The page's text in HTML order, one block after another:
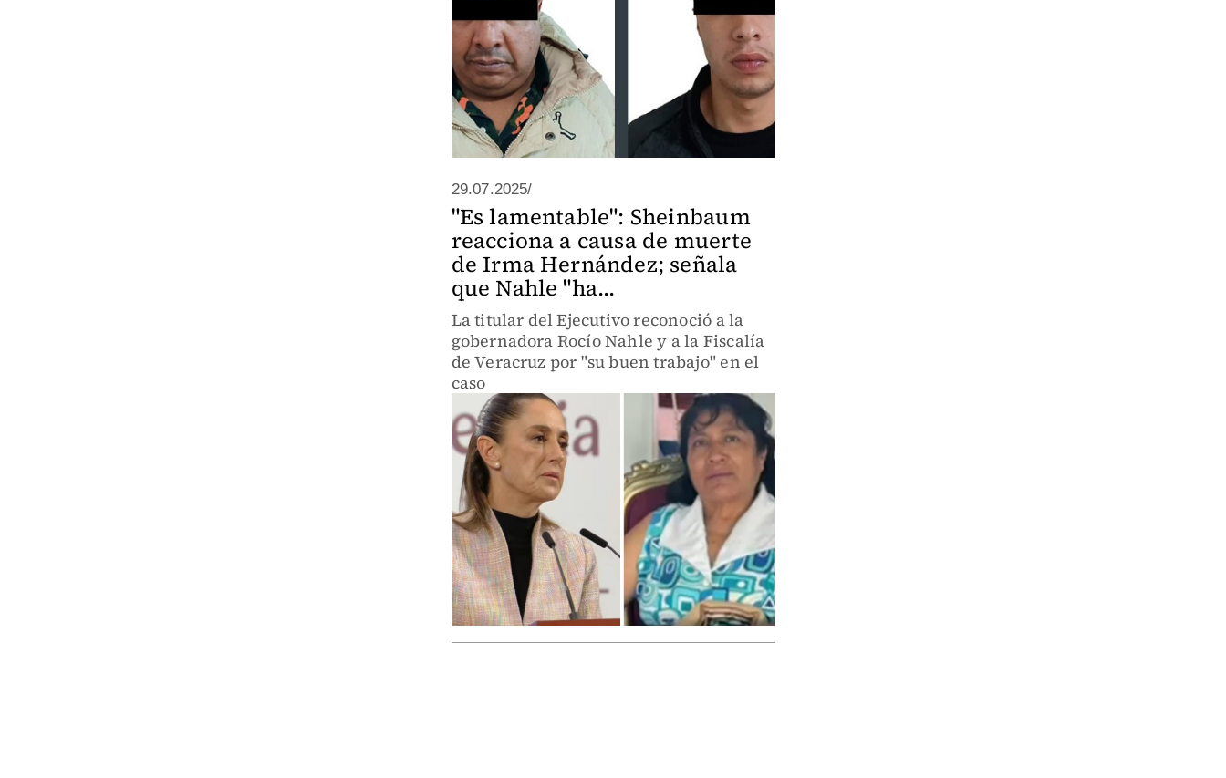
29.07.2025/
"Es lamentable": Sheinbaum
reacciona a causa de muerte
de Irma Hernández; señala
que Nahle "ha...
La titular del Ejecutivo reconoció a la
gobernadora Rocío Nahle y a la Fiscalía
de Veracruz por "su buen trabajo" en el
caso